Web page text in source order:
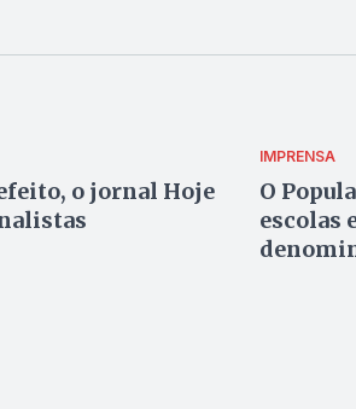
o jornal Hoje
IMPRENSA
O
escolas